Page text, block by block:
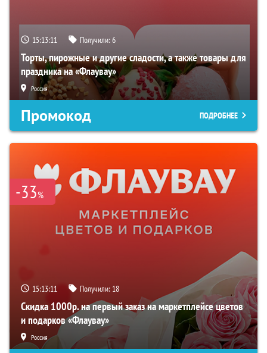
15:13:10 Получили:6
Торты, пирожные и другие сладости, а также товары для
праздника на «Флаувау»
Россия
Промокод ПОДРОБНЕЕ
-33%
15:13:10 Получили: 18
Скидка 1000р. на первый заказ на маркетплейсе цветов
и подарков «Флаувау»
Россия